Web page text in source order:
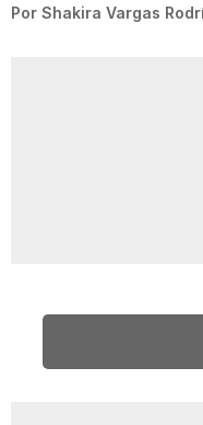
Por Shakira Vargas